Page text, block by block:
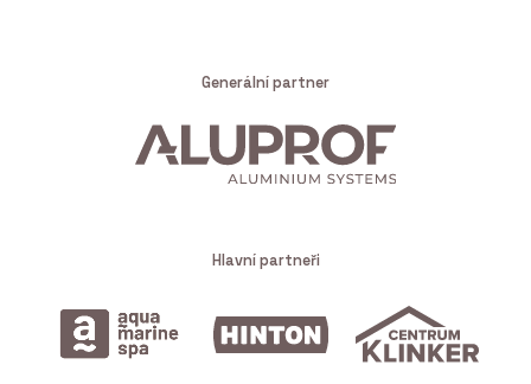
Generální partner
Hlavní partneři